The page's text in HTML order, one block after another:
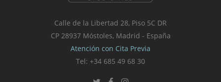
Calle de la Libertad 28, Piso 5C DR
CP 28937 Móstoles, Madrid - España
Atención con Cita Previa
Tel: +34 685 49 68 30